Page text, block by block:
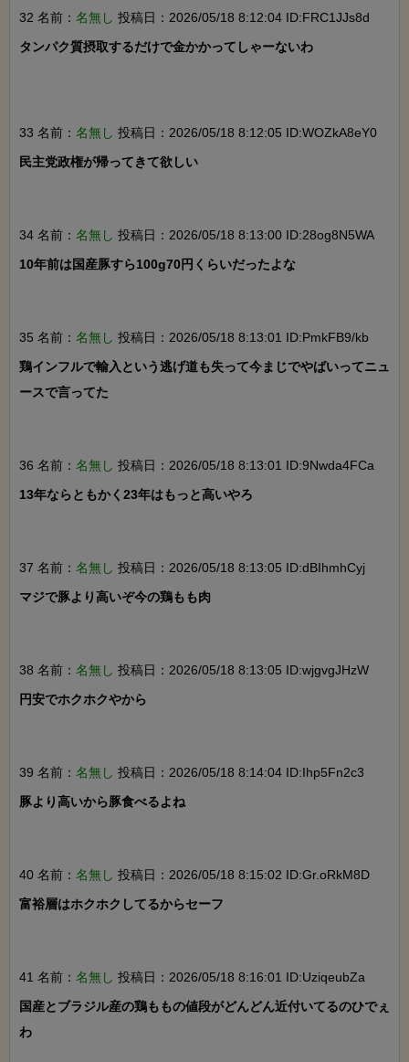
32 名前： 名無し 投稿日：2026/05/18 8:12:04 ID:FRC1JJs8d
タンパク質摂取するだけで金かかってしゃーないわ
33 名前： 名無し 投稿日：2026/05/18 8:12:05 ID:WOZkA8eY0
民主党政権が帰ってきて欲しい
34 名前： 名無し 投稿日：2026/05/18 8:13:00 ID:28og8N5WA
10年前は国産豚すら100g70円くらいだったよな
35 名前： 名無し 投稿日：2026/05/18 8:13:01 ID:PmkFB9/kb
鶏インフルで輸入という逃げ道も失って今まじでやばいってニュ
ースで言ってた
36 名前： 名無し 投稿日：2026/05/18 8:13:01 ID:9Nwda4FCa
13年ならともかく23年はもっと高いやろ
37 名前： 名無し 投稿日：2026/05/18 8:13:05 ID:dBIhmhCyj
マジで豚より高いぞ今の鶏もも肉
38 名前： 名無し 投稿日：2026/05/18 8:13:05 ID:wjgvgJHzW
円安でホクホクやから
39 名前： 名無し 投稿日：2026/05/18 8:14:04 ID:Ihp5Fn2c3
豚より高いから豚食べるよね
40 名前： 名無し 投稿日：2026/05/18 8:15:02 ID:Gr.oRkM8D
富裕層はホクホクしてるからセーフ
41 名前： 名無し 投稿日：2026/05/18 8:16:01 ID:UziqeubZa
国産とブラジル産の鶏ももの値段がどんどん近付いてるのひでぇ
わ